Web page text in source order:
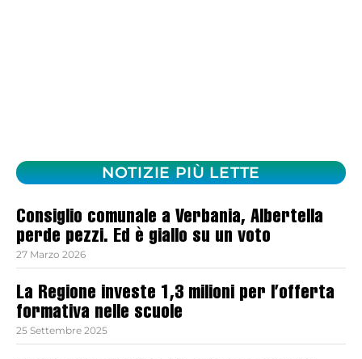
NOTIZIE PIÙ LETTE
Consiglio comunale a Verbania, Albertella
perde pezzi. Ed è giallo su un voto
27 Marzo 2026
La Regione investe 1,3 milioni per l’offerta
formativa nelle scuole
25 Settembre 2025